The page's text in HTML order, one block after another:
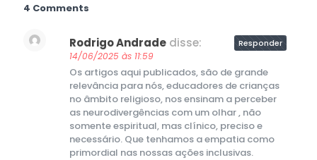
4 Comments
Rodrigo Andrade disse:
14/06/2025 às 11:59
Os artigos aqui publicados, são de grande
relevância para nós, educadores de crianças
no âmbito religioso, nos ensinam a perceber
as neurodivergências com um olhar , não
somente espiritual, mas clínico, preciso e
necessário. Que tenhamos a empatia como
primordial nas nossas ações inclusivas.
Responder